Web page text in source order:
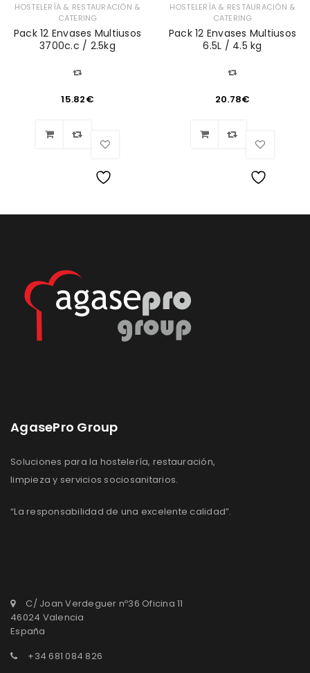
HOSTELERÍA & RESTAURACIÓN &
CATERING
Pack 12 Envases Multiusos
3700c.c / 2.5kg
15.82€
HOSTELERÍA & RESTAURACIÓN &
CATERING
Pack 12 Envases Multiusos
6.5L / 4.5 kg
20.78€
AgasePro Group
Soluciones para la hostelería, restauración,
limpieza y servicios sociosanitarios.
“La responsabilidad de una excelente calidad”.
C/ Joan Verdeguer nº36 Oficina 11
46024 Valencia
España
+34 681 084 826